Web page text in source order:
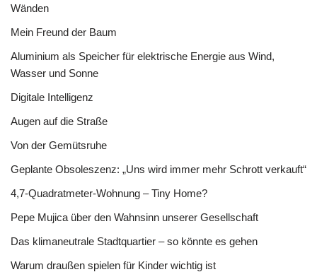
Wänden
Mein Freund der Baum
Aluminium als Speicher für elektrische Energie aus Wind,
Wasser und Sonne
Digitale Intelligenz
Augen auf die Straße
Von der Gemütsruhe
Geplante Obsoleszenz: „Uns wird immer mehr Schrott verkauft“
4,7-Quadratmeter-Wohnung – Tiny Home?
Pepe Mujica über den Wahnsinn unserer Gesellschaft
Das klimaneutrale Stadtquartier – so könnte es gehen
Warum draußen spielen für Kinder wichtig ist